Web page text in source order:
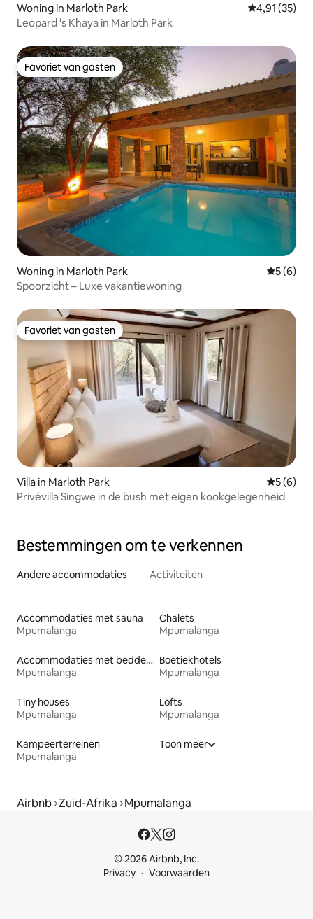
Woning in Marloth Park Gemiddelde
4,91 (35)
Leopard 's Khaya in Marloth Park
Favoriet van gasten
Favoriet van gasten
Woning in Marloth Park
5 (6)
Spoorzicht – Luxe vakantiewoning
Favoriet van gasten
Favoriet van gasten
Villa in Marloth Park
5 (6)
Privévilla Singwe in de bush met eigen kookgelegenheid
Bestemmingen om te verkennen
Andere accommodaties Activiteiten
Accommodaties met sauna
Mpumalanga
Chalets
Mpumalanga
Accommodaties met bedden op toegankelijke hoogte
Mpumalanga
Boetiekhotels
Mpumalanga
Tiny houses
Mpumalanga
Lofts
Mpumalanga
Kampeerterreinen
Mpumalanga
Toon meer
Airbnb Zuid-Afrika Mpumalanga
© 2026 Airbnb, Inc.
Privacy
Voorwaarden